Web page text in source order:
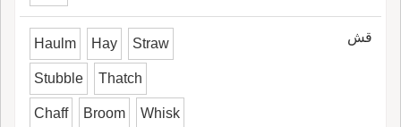
قش Haulm Hay Straw
Stubble Thatch
Chaff Broom Whisk